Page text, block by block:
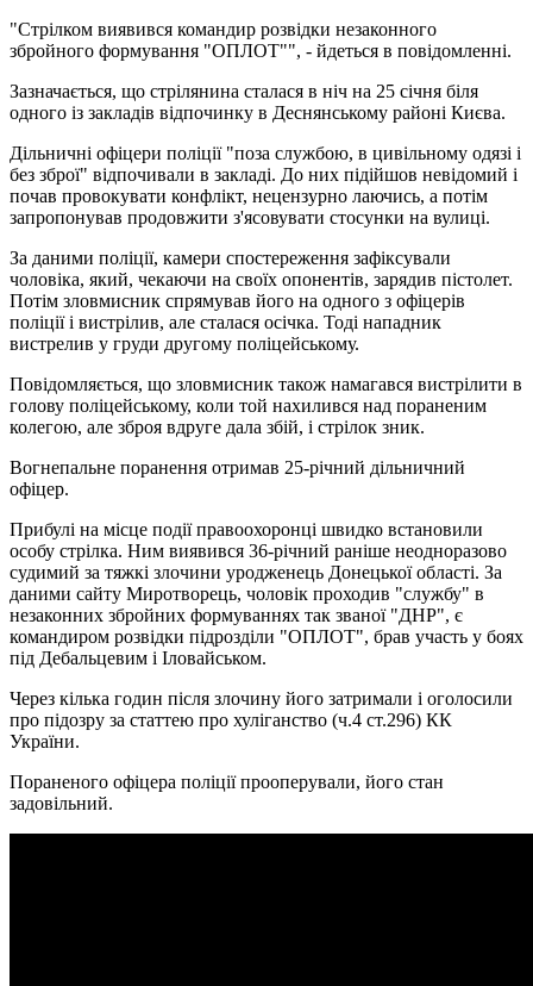
"Стрілком виявився командир розвідки незаконного
збройного формування "ОПЛОТ"", - йдеться в повідомленні.
Зазначається, що стрілянина сталася в ніч на 25 січня біля
одного із закладів відпочинку в Деснянському районі Києва.
Дільничні офіцери поліції "поза службою, в цивільному одязі і
без зброї" відпочивали в закладі. До них підійшов невідомий і
почав провокувати конфлікт, нецензурно лаючись, а потім
запропонував продовжити з'ясовувати стосунки на вулиці.
За даними поліції, камери спостереження зафіксували
чоловіка, який, чекаючи на своїх опонентів, зарядив пістолет.
Потім зловмисник спрямував його на одного з офіцерів
поліції і вистрілив, але сталася осічка. Тоді нападник
вистрелив у груди другому поліцейському.
Повідомляється, що зловмисник також намагався вистрілити в
голову поліцейському, коли той нахилився над пораненим
колегою, але зброя вдруге дала збій, і стрілок зник.
Вогнепальне поранення отримав 25-річний дільничний
офіцер.
Прибулі на місце події правоохоронці швидко встановили
особу стрілка. Ним виявився 36-річний раніше неодноразово
судимий за тяжкі злочини уродженець Донецької області. За
даними сайту Миротворець, чоловік проходив "службу" в
незаконних збройних формуваннях так званої "ДНР", є
командиром розвідки підрозділи "ОПЛОТ", брав участь у боях
під Дебальцевим і Іловайськом.
Через кілька годин після злочину його затримали і оголосили
про підозру за статтею про хуліганство (ч.4 ст.296) КК
України.
Пораненого офіцера поліції прооперували, його стан
задовільний.